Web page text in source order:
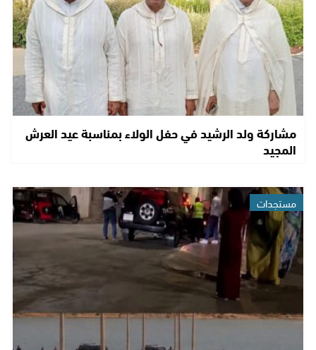
مشاركة ولد الرشيد في حفل الولاء بمناسبة عيد العرش
المجيد
مستجدات